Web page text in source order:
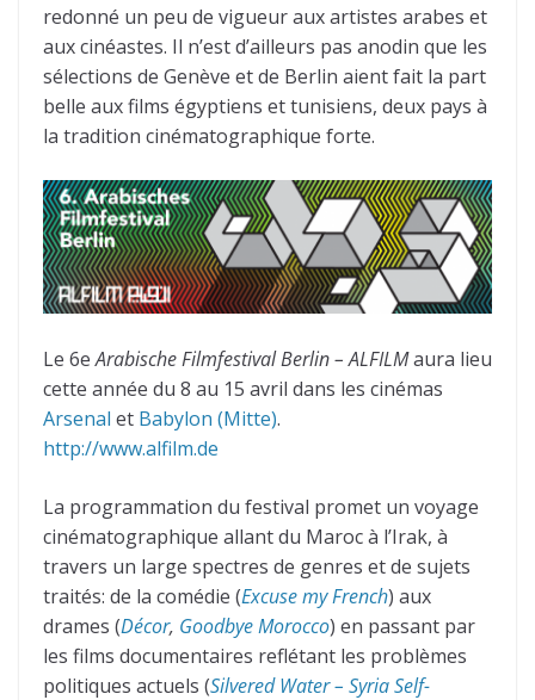
redonné un peu de vigueur aux artistes arabes et
aux cinéastes. Il n’est d’ailleurs pas anodin que les
sélections de Genève et de Berlin aient fait la part
belle aux films égyptiens et tunisiens, deux pays à
la tradition cinématographique forte.
Le 6eArabische Filmfestival Berlin – ALFILMaura lieu
cette année du 8 au 15 avril dans les cinémas
Arsenal et Babylon (Mitte).
http://www.alfilm.de
La programmation du festival promet un voyage
cinématographique allant du Maroc à l’Irak, à
travers un large spectres de genres et de sujets
traités: de la comédie (Excuse my French) aux
drames (Décor, Goodbye Morocco) en passant par
les films documentaires reflétant les problèmes
politiques actuels (Silvered Water – Syria Self-